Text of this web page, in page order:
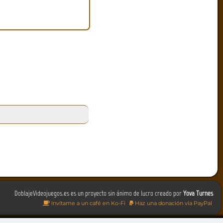
DoblajeVideojuegos.es es un proyecto sin ánimo de lucro creado porYova Turnes
Invítame a un café en Ko-Fi Haz una donación vía PayPal